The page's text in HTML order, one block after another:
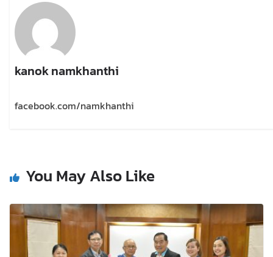
kanok namkhanthi
facebook.com/namkhanthi
You May Also Like